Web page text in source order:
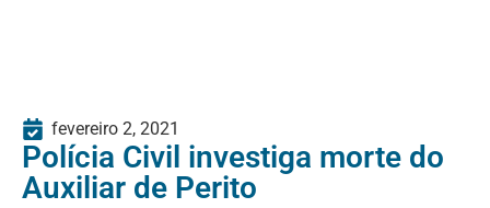
fevereiro 2, 2021
Polícia Civil investiga morte do
Auxiliar de Perito